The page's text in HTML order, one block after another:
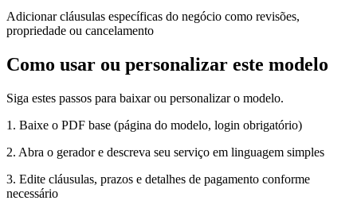
Adicionar cláusulas específicas do negócio como revisões,
propriedade ou cancelamento
Como usar ou personalizar este modelo
Siga estes passos para baixar ou personalizar o modelo.
1. Baixe o PDF base (página do modelo, login obrigatório)
2. Abra o gerador e descreva seu serviço em linguagem simples
3. Edite cláusulas, prazos e detalhes de pagamento conforme
necessário